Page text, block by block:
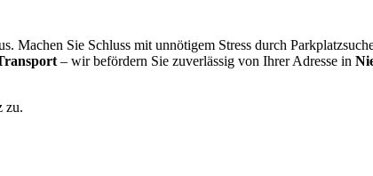
Machen Sie Schluss mit unnötigem Stress durch
– wir befördern Sie zuverlässig von Ihrer Adresse in
zu.